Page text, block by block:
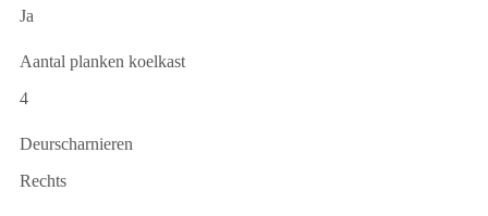
Ja
Aantal planken koelkast
4
Deurscharnieren
Rechts